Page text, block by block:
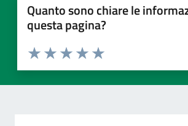
Quanto sono chiare le
questa pagina?
Valuta 5 stelle su 5
Valuta 4 stelle su 5
Valuta 3 stelle su 5
Valuta 2 stelle su 5
Valuta 1 stelle su 5